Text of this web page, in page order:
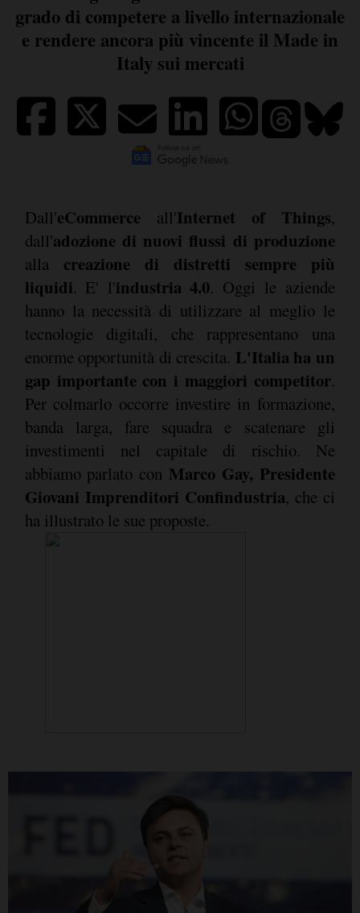
grado di competere a livello internazionale
e rendere ancora più vincente il Made in
Italy sui mercati
Dall'eCommerce all'Internet of Things,
dall'adozione di nuovi flussi di produzione
alla creazione di distretti sempre più
liquidi. E' l'industria 4.0. Oggi le aziende
hanno la necessità di utilizzare al meglio le
tecnologie digitali, che rappresentano una
enorme opportunità di crescita. L'Italia ha un
gap importante con i maggiori competitor.
Per colmarlo occorre investire in formazione,
banda larga, fare squadra e scatenare gli
investimenti nel capitale di rischio. Ne
abbiamo parlato con Marco Gay, Presidente
Giovani Imprenditori Confindustria, che ci
ha illustrato le sue proposte.